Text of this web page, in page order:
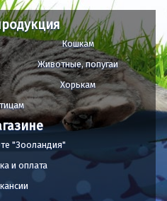
Кошкам
Животные, попугаи
Хорькам
"Зооландия"
и оплата